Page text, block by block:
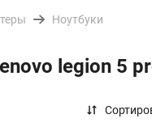
Ноутбуки
legion 5